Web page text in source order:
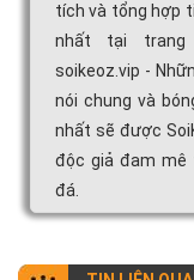
tích và tổng hợp
nhất tại
soikeoz.vip -
nói chung và
nhất sẽ được
độc giả đam mê
đá.